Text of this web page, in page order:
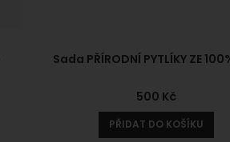
Sada PŘÍRODNÍ PYTLÍKY ZE
500 Kč
PŘIDAT DO KOŠÍKU